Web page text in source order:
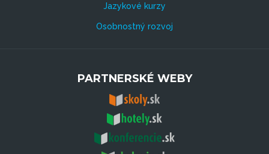
Jazykové kurzy
Osobnostný rozvoj
PARTNERSKÉ WEBY